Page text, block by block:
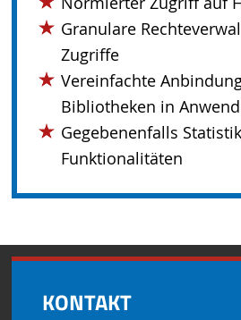
Granulare
Zugriffe
Vereinfachte
Bibliotheken in
Gegebenenfalls
Funktionalitäten
KONTAKT